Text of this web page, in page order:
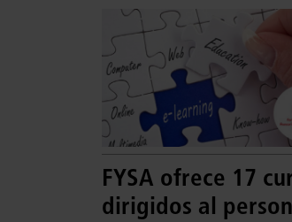
FYSA ofrece 17
dirigidos al